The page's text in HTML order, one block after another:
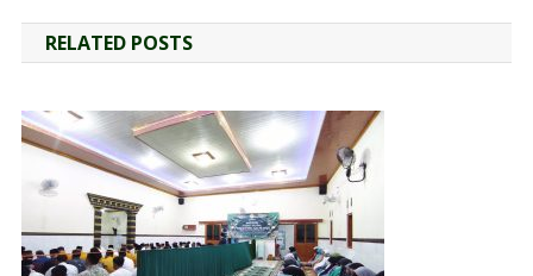
RELATED POSTS